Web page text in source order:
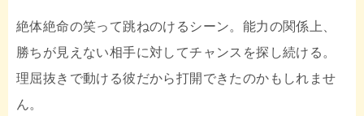
絶体絶命の笑って跳ねのけるシーン。能力の関係上、
勝ちが見えない相手に対してチャンスを探し続ける。
理屈抜きで動ける彼だから打開できたのかもしれませ
ん。